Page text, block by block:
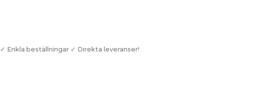
Enkla beställningar ✓ Direkta leveranser!